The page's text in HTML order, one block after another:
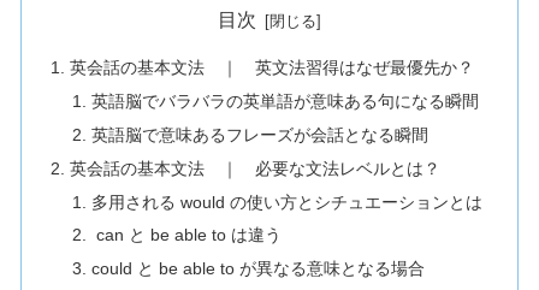
目次
英会話の基本文法 ｜ 英文法習得はなぜ最優先か？
英語脳でバラバラの英単語が意味ある句になる瞬間
英語脳で意味あるフレーズが会話となる瞬間
英会話の基本文法 ｜ 必要な文法レベルとは？
多用される would の使い方とシチュエーションとは
can と be able to は違う
could と be able to が異なる意味となる場合